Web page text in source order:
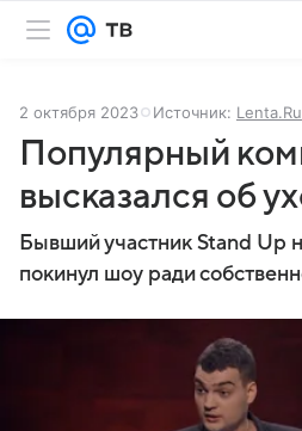
2 октября 2023 Источник: Lenta.Ru
Популярный
высказался об
Бывший участник Stand Up
покинул шоу ради